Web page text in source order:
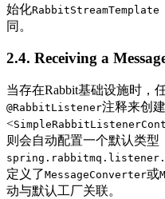
始化RabbitStreamTemplate
同。
2.4. Receiving a
当存在Rabbit基础设施时，
@RabbitListener注释来创
<
则会自动配置一个默认类型
定义了MessageConverter或
动与默认工厂关联。